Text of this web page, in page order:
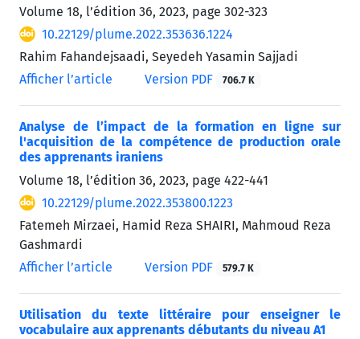
Volume 18, l’édition 36, 2023, page 302-323
10.22129/plume.2022.353636.1224
Rahim Fahandejsaadi, Seyedeh Yasamin Sajjadi
Afficher l’article
Version PDF 706.7 K
Analyse de l’impact de la formation en ligne sur
l'acquisition de la compétence de production orale
des apprenants iraniens
Volume 18, l’édition 36, 2023, page 422-441
10.22129/plume.2022.353800.1223
Fatemeh Mirzaei, Hamid Reza SHAIRI, Mahmoud Reza
Gashmardi
Afficher l’article
Version PDF 579.7 K
Utilisation du texte littéraire pour enseigner le
vocabulaire aux apprenants débutants du niveau A1